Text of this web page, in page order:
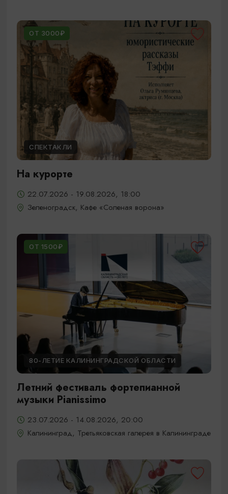
ОТ 3000₽
СПЕКТАКЛИ
На курорте
22.07.2026 - 19.08.2026, 18:00
Зеленоградск, Кафе «Соленая ворона»
ОТ 1500₽
80-ЛЕТИЕ КАЛИНИНГРАДСКОЙ ОБЛАСТИ
Летний фестиваль фортепианной
музыки Pianissimo
23.07.2026 - 14.08.2026, 20:00
Калининград, Третьяковская галерея в Калининграде